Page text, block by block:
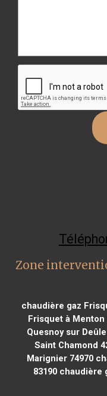
Zone
chaudière gaz
Frisquet à Menton
Quesnoy sur
Saint Chamond
Marignier 74970
83190 chaudière